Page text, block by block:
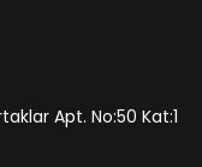
Apt. No:50 Kat:1